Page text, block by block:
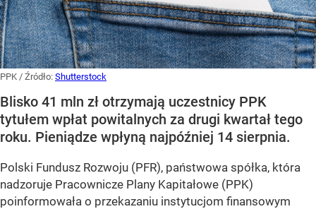
PPK / Źródło: Shutterstock
Blisko 41 mln zł otrzymają uczestnicy PPK
tytułem wpłat powitalnych za drugi kwartał tego
roku. Pieniądze wpłyną najpóźniej 14 sierpnia.
Polski Fundusz Rozwoju (PFR), państwowa spółka, która
nadzoruje Pracownicze Plany Kapitałowe (PPK)
poinformowała o przekazaniu instytucjom finansowym